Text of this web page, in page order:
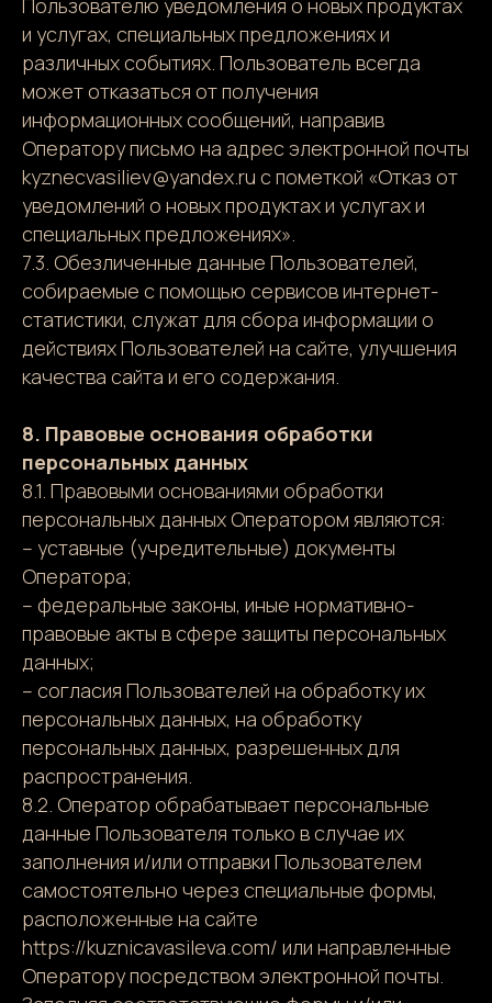
Пользователю уведомления о новых продуктах
и услугах, специальных предложениях и
различных событиях. Пользователь всегда
может отказаться от получения
информационных сообщений, направив
Оператору письмо на адрес электронной почты
kyznecvasiliev@yandex.ru с пометкой «Отказ от
уведомлений о новых продуктах и услугах и
специальных предложениях».
7.3. Обезличенные данные Пользователей,
собираемые с помощью сервисов интернет-
статистики, служат для сбора информации о
действиях Пользователей на сайте, улучшения
качества сайта и его содержания.
8. Правовые основания обработки
персональных данных
8.1. Правовыми основаниями обработки
персональных данных Оператором являются:
– уставные (учредительные) документы
Оператора;
– федеральные законы, иные нормативно-
правовые акты в сфере защиты персональных
данных;
– согласия Пользователей на обработку их
персональных данных, на обработку
персональных данных, разрешенных для
распространения.
8.2. Оператор обрабатывает персональные
данные Пользователя только в случае их
заполнения и/или отправки Пользователем
самостоятельно через специальные формы,
расположенные на сайте
https://kuznicavasileva.com/ или направленные
Оператору посредством электронной почты.